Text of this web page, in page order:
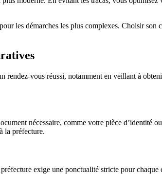
les démarches les plus complexes. Choisir son
rendez-vous réussi, notamment en veillant à
nécessaire, comme votre pièce d’identité
la préfecture.
exige une ponctualité stricte pour